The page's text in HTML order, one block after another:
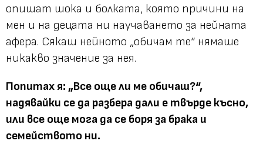
опишат шока и болката, която причини на
мен и на децата ни научаването за нейната
афера. Сякаш нейното „обичам те“ нямаше
никакво значение за нея.
Попитах я: „Все още ли ме обичаш?“,
надявайки се да разбера дали е твърде късно,
или все още мога да се боря за брака и
семейството ни.